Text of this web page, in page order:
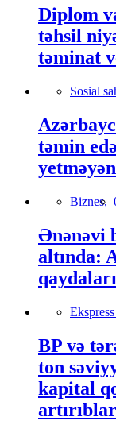
Diplom
təhsil
təminat
Sosial
təmin
Biznes,
Ənənəvi
altında:
BP və
ton
kapital
artırıblar